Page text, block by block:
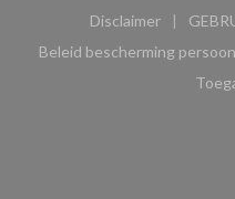
Disclaimer
((opent in
Beleid bescherming